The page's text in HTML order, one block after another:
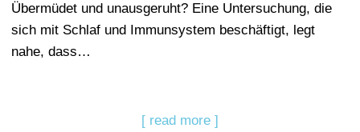
Übermüdet und unausgeruht? Eine Untersuchung, die
sich mit Schlaf und Immunsystem beschäftigt, legt
nahe, dass…
[ read more ]